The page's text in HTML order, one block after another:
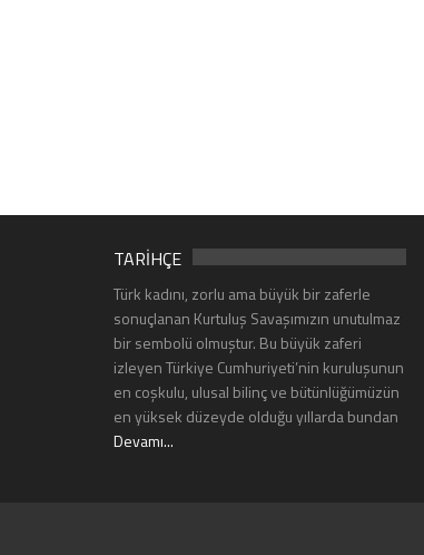
TARİHÇE
Türk kadını, zorlu ama büyük bir zaferle
sonuçlanan Kurtuluş Savaşımızın unutulmaz
bir sembolü olmuştur. Bu büyük zaferi
izleyen Türkiye Cumhuriyeti’nin kuruluşunun
en coşkulu, ulusal bilinç ve bütünlüğümüzün
en yüksek düzeyde olduğu yıllarda bundan
Devamı...